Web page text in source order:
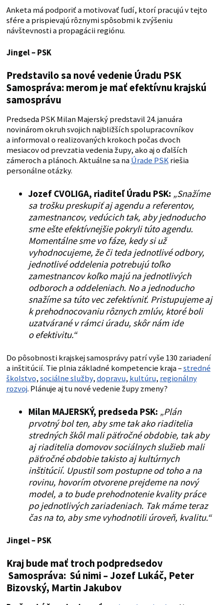
Anketa má podporiť a motivovať ľudí, ktorí pracujú v tejto
sfére a prispievajú rôznymi spôsobmi k zvýšeniu
návštevnosti a propagácii regiónu.
Jingel – PSK
Predstavilo sa nové vedenie Úradu PSK
Samospráva: merom je mať efektívnu krajskú
samosprávu
Predseda PSK Milan Majerský predstavil 24. januára
novinárom okruh svojich najbližších spolupracovníkov
a informoval o realizovaných krokoch počas dvoch
mesiacov od prevzatia vedenia župy, ako aj o ďalších
zámeroch a plánoch. Aktuálne sa naÚrade PSKriešia
personálne otázky.
Jozef CVOLIGA, riaditeľ Úradu PSK: „Snažíme
sa trošku preskupiť aj agendu a referentov,
zamestnancov, vedúcich tak, aby jednoducho
sme ešte efektívnejšie pokryli túto agendu.
Momentálne sme vo fáze, kedy si už
vyhodnocujeme, že či teda jednotlivé odbory,
jednotlivé oddelenia potrebujú toľko
zamestnancov koľko majú na jednotlivých
odboroch a oddeleniach. No a jednoducho
snažíme sa túto vec zefektívniť. Pristupujeme aj
k prehodnocovaniu rôznych zmlúv, ktoré boli
uzatvárané v rámci úradu, skôr nám ide
o efektivitu.“
Do pôsobnosti krajskej samosprávy patrí vyše 130 zariadení
a inštitúcií. Tie plnia základné kompetencie kraja –stredné
školstvo,sociálne služby,dopravu, kultúru, regionálny
rozvoj. Plánuje aj tu nové vedenie župy zmeny?
Milan MAJERSKÝ, predseda PSK: „Plán
prvotný bol ten, aby sme tak ako riaditelia
stredných škôl mali päťročné obdobie, tak aby
aj riaditelia domovov sociálnych služieb mali
päťročné obdobie takisto aj kultúrnych
inštitúcií. Upustil som postupne od toho a na
rovinu, hovorím otvorene prejdeme na nový
model, a to bude prehodnotenie kvality práce
po jednotlivých zariadeniach. Tak máme teraz
čas na to, aby sme vyhodnotili úroveň, kvalitu.“
Jingel – PSK
Kraj bude mať troch podpredsedov
Samospráva: Sú nimi – Jozef Lukáč, Peter
Bizovský, Martin Jakubov